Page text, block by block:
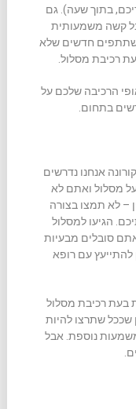
3 סשנים אחריכם, בתוך שעה). גם
אבל קשה משמעותית
חדשים שלא
רכיבת מסלול.
הרכיבה שלכם על
בתחום.
אנחנו נדרשים
מסלול ואתם לא
– לא תמצו בצורה
הגיעו למסלול
סובלים מבעיות
להתייעץ עם רופא
בעת רכיבת מסלול
שככל שתרצו להיות
משמעות נוספת. אבל